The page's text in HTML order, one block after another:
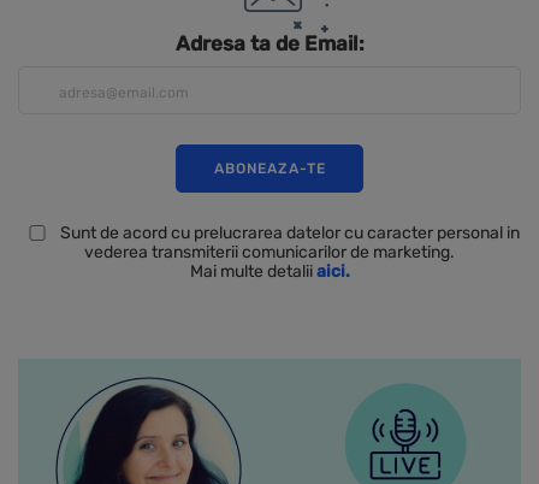
Adresa ta de Email:
Sunt de acord cu prelucrarea datelor cu caracter personal in
vederea transmiterii comunicarilor de marketing.
Mai multe detaliiaici.